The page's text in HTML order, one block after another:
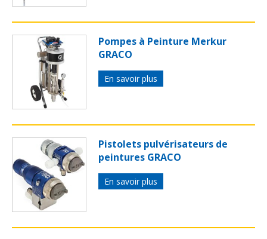
Pompes à Peinture Merkur
GRACO
En savoir plus
Pistolets pulvérisateurs de
peintures GRACO
En savoir plus